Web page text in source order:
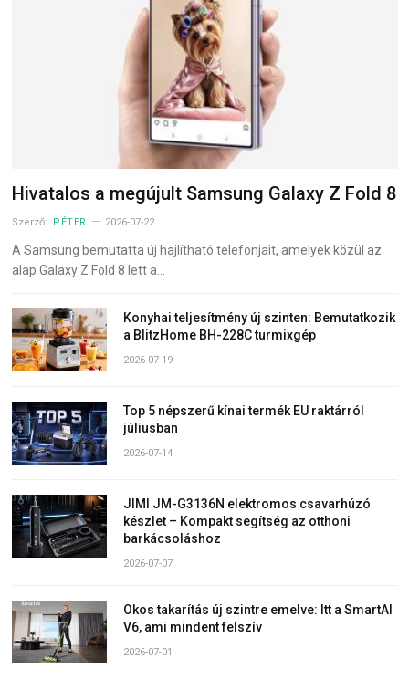
Hivatalos a megújult Samsung Galaxy Z Fold 8
Szerző: PÉTER 2026-07-22
A Samsung bemutatta új hajlítható telefonjait, amelyek közül az
alap Galaxy Z Fold 8 lett a…
Konyhai teljesítmény új szinten: Bemutatkozik
a BlitzHome BH-228C turmixgép
2026-07-19
Top 5 népszerű kínai termék EU raktárról
júliusban
2026-07-14
JIMI JM-G3136N elektromos csavarhúzó
készlet – Kompakt segítség az otthoni
barkácsoláshoz
2026-07-07
Okos takarítás új szintre emelve: Itt a SmartAI
V6, ami mindent felszív
2026-07-01